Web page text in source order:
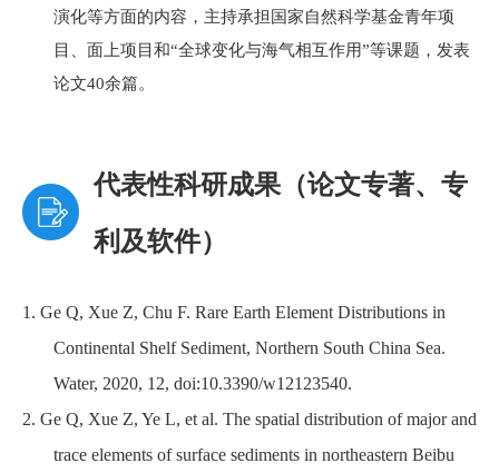
演化等方面的内容，主持承担国家自然科学基金青年项
目、面上项目和“全球变化与海气相互作用”等课题，发表
论文40余篇。
代表性科研成果（论文专著、专
利及软件）
1. Ge Q, Xue Z, Chu F. Rare Earth Element Distributions in
Continental Shelf Sediment, Northern South China Sea.
Water, 2020, 12, doi:10.3390/w12123540.
2. Ge Q, Xue Z, Ye L, et al. The spatial distribution of major and
trace elements of surface sediments in northeastern Beibu